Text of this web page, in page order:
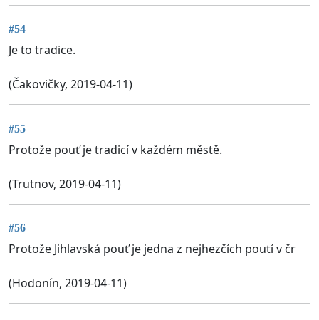
#54
Je to tradice.
(Čakovičky, 2019-04-11)
#55
Protože pouť je tradicí v každém městě.
(Trutnov, 2019-04-11)
#56
Protože Jihlavská pouť je jedna z nejhezčích poutí v čr
(Hodonín, 2019-04-11)